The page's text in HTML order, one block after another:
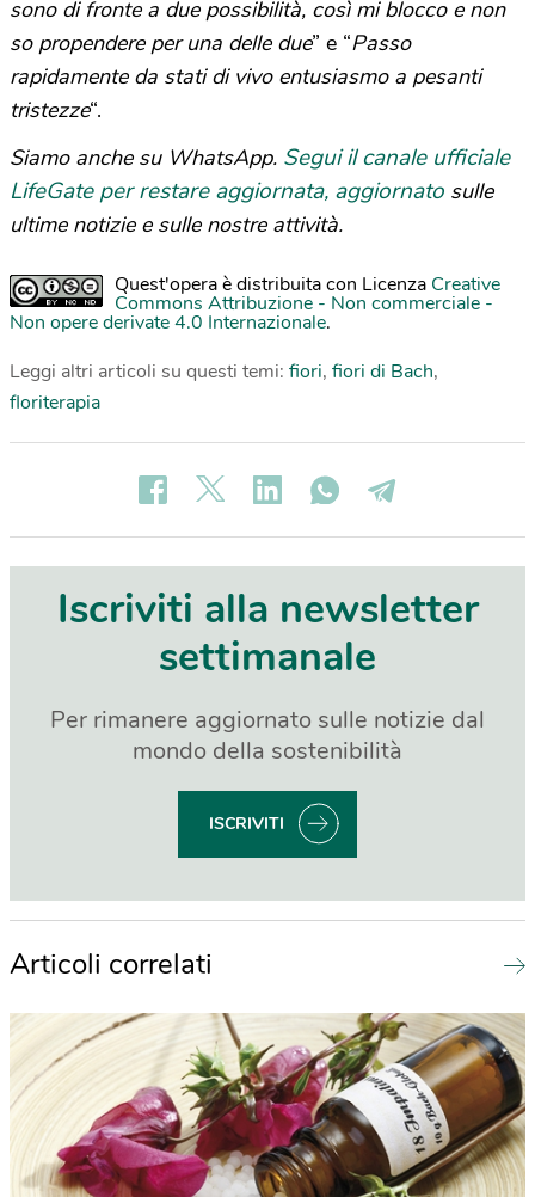
sono di fronte a due possibilità, così mi blocco e non
so propendere per una delle due” e “Passo
rapidamente da stati di vivo entusiasmo a pesanti
tristezze“.
Siamo anche su WhatsApp. Segui il canale ufficiale
LifeGate per restare aggiornata, aggiornato sulle
ultime notizie e sulle nostre attività.
Quest'opera è distribuita con Licenza Creative
Commons Attribuzione - Non commerciale -
Non opere derivate 4.0 Internazionale.
Leggi altri articoli su questi temi: fiori, fiori di Bach,
floriterapia
Iscriviti alla newsletter
settimanale
Per rimanere aggiornato sulle notizie dal
mondo della sostenibilità
ISCRIVITI
Articoli correlati